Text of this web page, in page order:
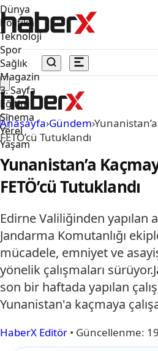
Dünya
Politika
Teknoloji
Spor
Sağlık
Magazin
3. Sayfa
Eğitim
Sinema
Yerel
Yaşam
Anasayfa›Gündem›
FETÖ’cü Tutuklandı
Yunanistan’a
FETÖ’cü Tutuklandı
Edirne Valiliğinden yapılan
Jandarma Komutanlığı
mücadele, emniyet ve
yönelik çalışmaları
son bir haftada yapılan
Yunanistan'a kaçmaya
HaberX Editör • Güncellenme: